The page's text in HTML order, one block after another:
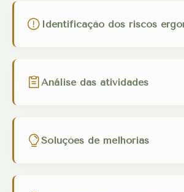
Identificação dos riscos
Análise das atividades
Soluções de melhorias